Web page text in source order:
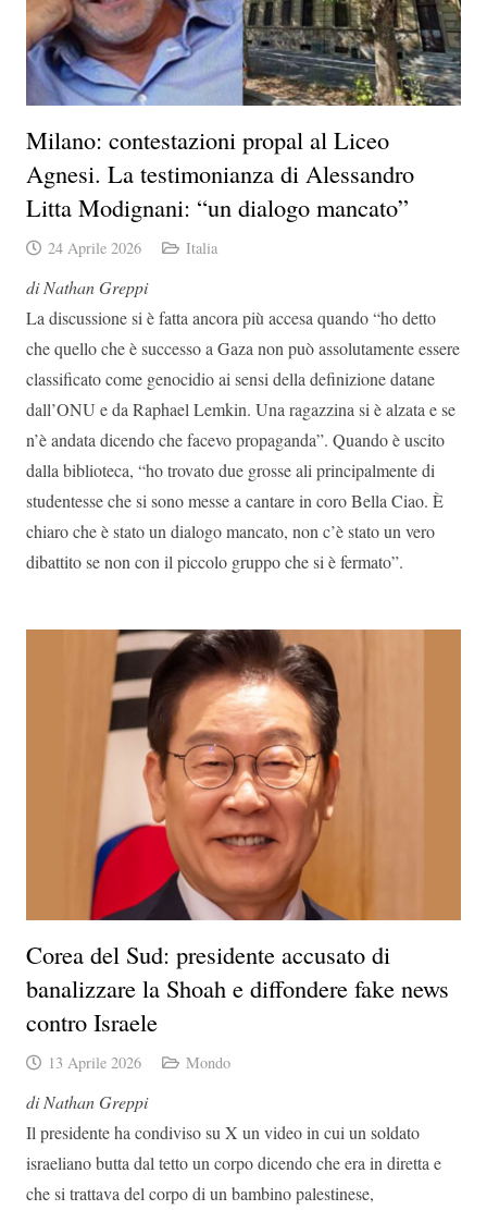
Milano: contestazioni propal al Liceo
Agnesi. La testimonianza di Alessandro
Litta Modignani: “un dialogo mancato”
24 Aprile 2026 Italia
di Nathan Greppi
La discussione si è fatta ancora più accesa quando “ho detto
che quello che è successo a Gaza non può assolutamente essere
classificato come genocidio ai sensi della definizione datane
dall’ONU e da Raphael Lemkin. Una ragazzina si è alzata e se
n’è andata dicendo che facevo propaganda”. Quando è uscito
dalla biblioteca, “ho trovato due grosse ali principalmente di
studentesse che si sono messe a cantare in coro Bella Ciao. È
chiaro che è stato un dialogo mancato, non c’è stato un vero
dibattito se non con il piccolo gruppo che si è fermato”.
Corea del Sud: presidente accusato di
banalizzare la Shoah e diffondere fake news
contro Israele
13 Aprile 2026 Mondo
di Nathan Greppi
Il presidente ha condiviso su X un video in cui un soldato
israeliano butta dal tetto un corpo dicendo che era in diretta e
che si trattava del corpo di un bambino palestinese,